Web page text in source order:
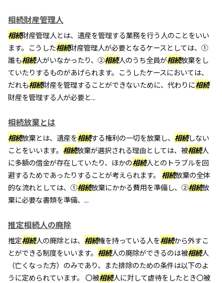
相続財産管理人
相続財産管理人とは、遺産を管理する業務を行う人のことをいい
ます。こうした相続財産管理人が必要となるケースとしては、①
誰も相続人がいなかったり、②相続人のうち全員が相続放棄をし
ていたりするものがあげられます。こうしたケースにおいては、
だれも相続財産を管理することができないために、代わりに相続
財産を管理する人が必要と...
相続放棄とは
相続放棄とは、遺産を相続する権利の一切を放棄し、 相続しない
ことをいいます。 相続放棄が選択される理由としては、被相続人
に多額の借金が存在していたり、ほかの相続人とのトラブルを回
避するためであったりすることが考えられます。 相続放棄の全体
的な流れとしては、①相続放棄にかかる費用を準備し、②相続放
棄に必要な書類を準備、...
推定相続人の廃除
推定相続人の廃除とは、 相続権を持っている人を相続から外すこ
とができる制度をいいます。 相続人の廃除ができるのは被相続人
（亡くなった方）のみであり、また排除のための条件は以下のよ
うに定められています。 〇被相続人に対して虐待をしたとき〇被